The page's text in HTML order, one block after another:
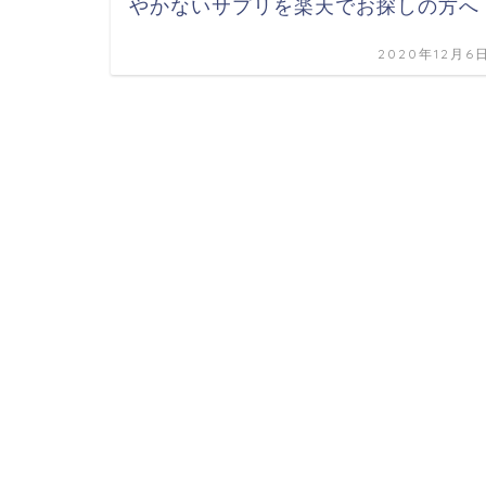
やかないサプリを楽天でお探しの方へ
2020年12月6